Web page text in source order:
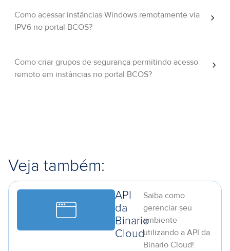
Como acessar instâncias Windows remotamente via
IPV6 no portal BCOS?
Como criar grupos de segurança permitindo acesso
remoto em instâncias no portal BCOS?
Veja também:
API
da
Binario
Cloud
Saiba como
gerenciar seu
ambiente
utilizando a API da
Binario Cloud!